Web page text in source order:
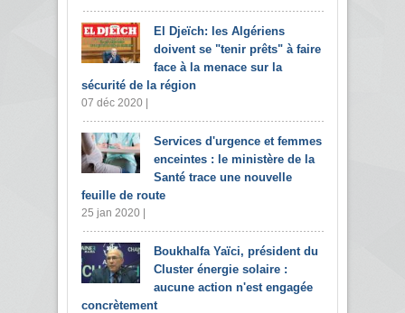
El Djeïch: les Algériens
doivent se "tenir prêts" à faire
face à la menace sur la
sécurité de la région
07 déc 2020 |
Services d'urgence et femmes
enceintes : le ministère de la
Santé trace une nouvelle
feuille de route
25 jan 2020 |
Boukhalfa Yaïci, président du
Cluster énergie solaire :
aucune action n'est engagée
concrètement